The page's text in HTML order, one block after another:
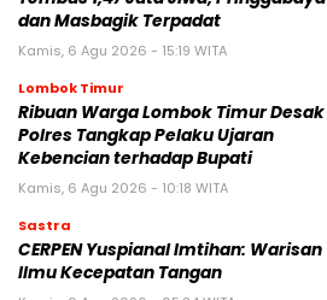
dan Masbagik Terpadat
Kamis, 6 Agu 2026 - 15:19 WITA
Lombok Timur
Ribuan Warga Lombok Timur Desak
Polres Tangkap Pelaku Ujaran
Kebencian terhadap Bupati
Kamis, 6 Agu 2026 - 10:18 WITA
Sastra
CERPEN Yuspianal Imtihan: Warisan
Ilmu Kecepatan Tangan